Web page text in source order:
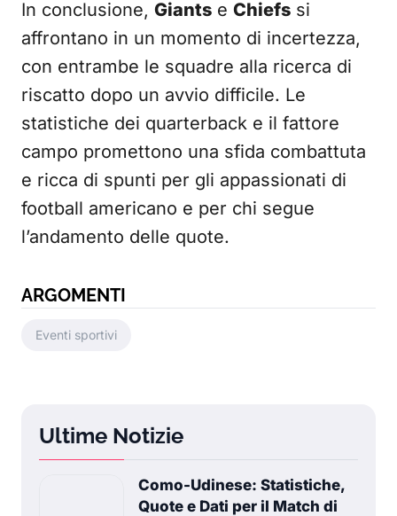
In conclusione, Giants e Chiefs si
affrontano in un momento di incertezza,
con entrambe le squadre alla ricerca di
riscatto dopo un avvio difficile. Le
statistiche dei quarterback e il fattore
campo promettono una sfida combattuta
e ricca di spunti per gli appassionati di
football americano e per chi segue
l’andamento delle quote.
ARGOMENTI
Eventi sportivi
Ultime Notizie
Como-Udinese: Statistiche,
Quote e Dati per il Match di